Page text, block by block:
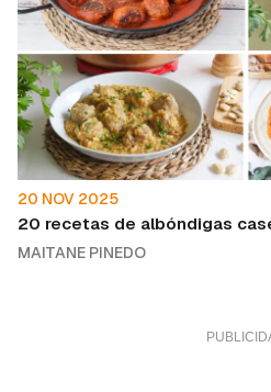
20 NOV 2025
20 recetas de albóndigas
MAITANE PINEDO